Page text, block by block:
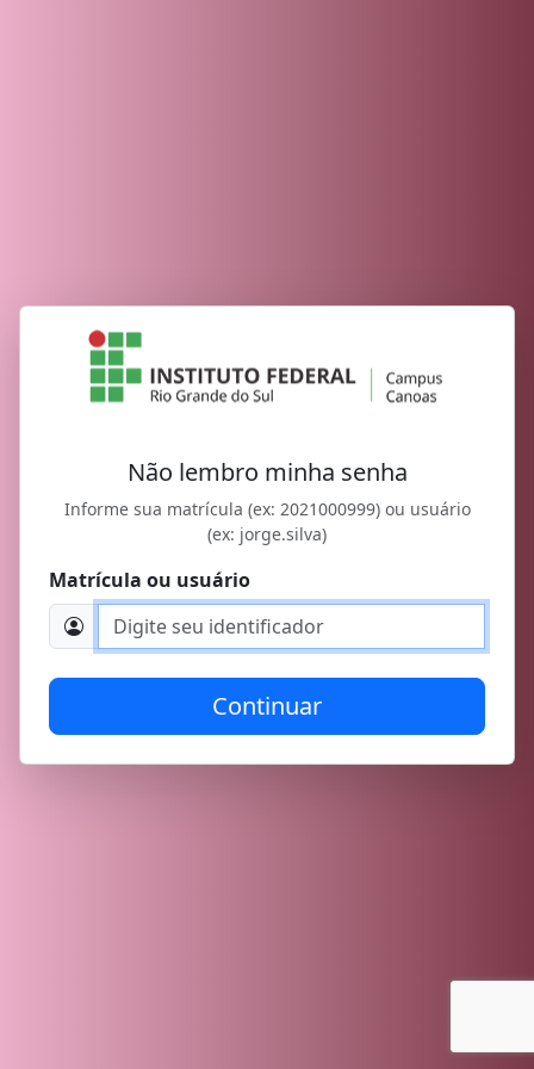
Não lembro minha senha
Informe sua matrícula (ex: 2021000999) ou usuário
(ex: jorge.silva)
Matrícula ou usuário
Continuar